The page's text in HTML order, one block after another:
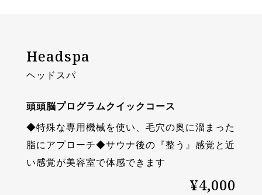
Headspa
ヘッドスパ
頭頭脳プログラムクイックコース
◆特殊な専用機械を使い、毛穴の奥に溜まった
脂にアプローチ◆サウナ後の『整う』感覚と近
い感覚が美容室で体感できます
¥4,000